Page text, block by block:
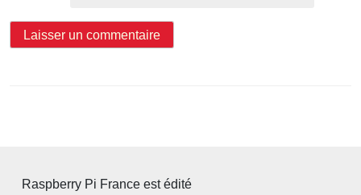
Raspberry Pi France est édité